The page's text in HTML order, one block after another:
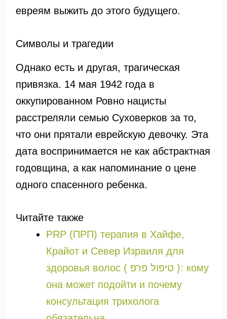
евреям выжить до этого будущего.
Символы и трагедии
Однако есть и другая, трагическая
привязка. 14 мая 1942 года в
оккупированном Ровно нацисты
расстреляли семью Суховерков за то,
что они прятали еврейскую девочку. Эта
дата воспринимается не как абстрактная
годовщина, а как напоминание о цене
одного спасенного ребенка.
Читайте также
PRP (ПРП) терапия в Хайфе,
Крайот и Север Израиля для
здоровья волос ( טיפול פרפ ): кому
она может подойти и почему
консультация трихолога